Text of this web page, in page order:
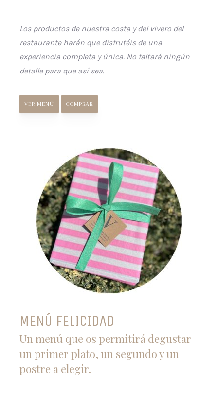
Los productos de nuestra costa y del vivero del
restaurante harán que disfrutéis de una
experiencia completa y única. No faltará ningún
detalle para que así sea.
VER MENÚ COMPRAR
MENÚ FELICIDAD
Un menú que os permitirá degustar
un primer plato, un segundo y un
postre a elegir.